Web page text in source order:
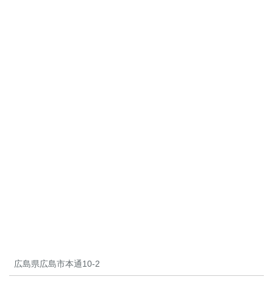
広島県広島市本通10-2